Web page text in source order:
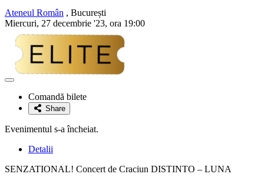
Ateneul Român , București
Miercuri, 27 decembrie '23, ora 19:00
Adaugă
favoriteComandă bilete
Share
Evenimentul s-a încheiat.
Detalii
SENZATIONAL! Concert de Craciun DISTINTO – LUNA